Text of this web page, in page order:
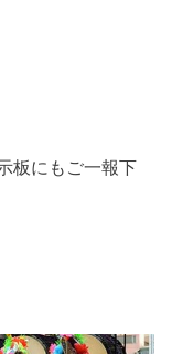
板にもご一報下